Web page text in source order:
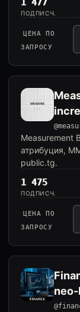
1 477
ПОДПИСЧ.
ЦЕНА ПО
ЗАПРОСУ
Measurement
атрибуция,
public.tg.
1 475
ПОДПИСЧ.
ЦЕНА ПО
ЗАПРОСУ